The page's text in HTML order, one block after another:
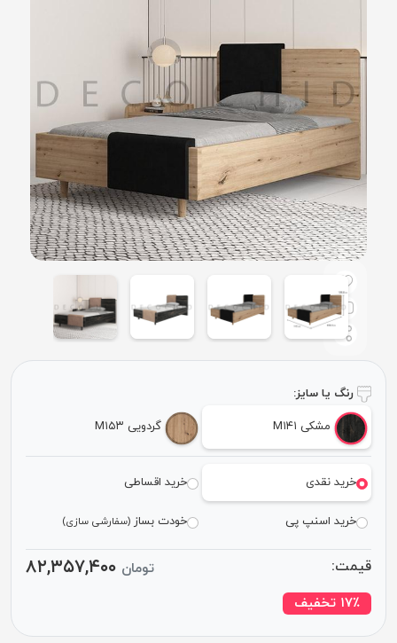
رنگ یا سایز:
مشکی M۱۴۱ گردویی M۱۵۳
خرید نقدی خرید اقساطی
خرید اسنپ پی خودت بساز(سفارشی سازی)
قیمت: تومان ۸۲,۳۵۷,۴۰۰
۱۷٪ تخفیف